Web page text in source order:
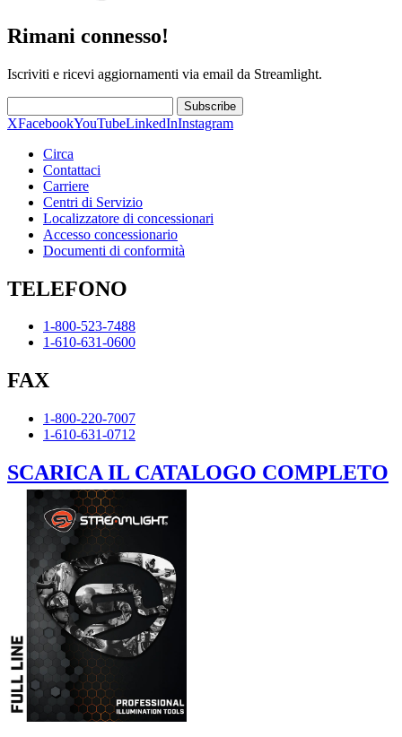
Rimani connesso!
Iscriviti e ricevi aggiornamenti via email da Streamlight.
Subscribe
XFacebookYouTubeLinkedInInstagram
Circa
Contattaci
Carriere
Centri di Servizio
Localizzatore di concessionari
Accesso concessionario
Documenti di conformità
TELEFONO
1-800-523-7488
1-610-631-0600
FAX
1-800-220-7007
1-610-631-0712
SCARICA IL CATALOGO COMPLETO